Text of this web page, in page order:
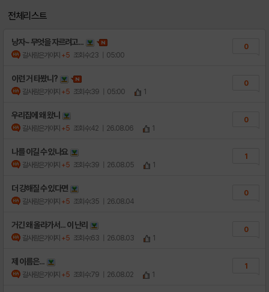
전체리스트
낭자~ 무엇을 자르려고...
갈사람은가야지 +5 조회수:23 | 05:00
0
이런 거 타봤니?
갈사람은가야지 +5 조회수:39 | 05:00 1
0
우리집에 왜 왔니
갈사람은가야지 +5 조회수:42 | 26.08.06 1
0
나를 이길 수 있나요
갈사람은가야지 +5 조회수:39 | 26.08.05 1
1
더 강해질 수 있다면
갈사람은가야지 +5 조회수:35 | 26.08.04
0
거긴 왜 올라가서... 이 난리
갈사람은가야지 +5 조회수:63 | 26.08.03 1
0
제 이름은...
갈사람은가야지 +5 조회수:79 | 26.08.02 1
1